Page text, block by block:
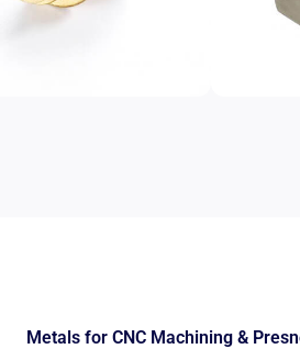
Metals for CNC Machining &